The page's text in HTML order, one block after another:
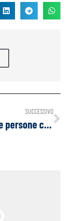
SUCCESSIVO
Studio: Le persone con più dosi di vaccino COVID-19 hanno maggiori probabilità di contrarre il virus!